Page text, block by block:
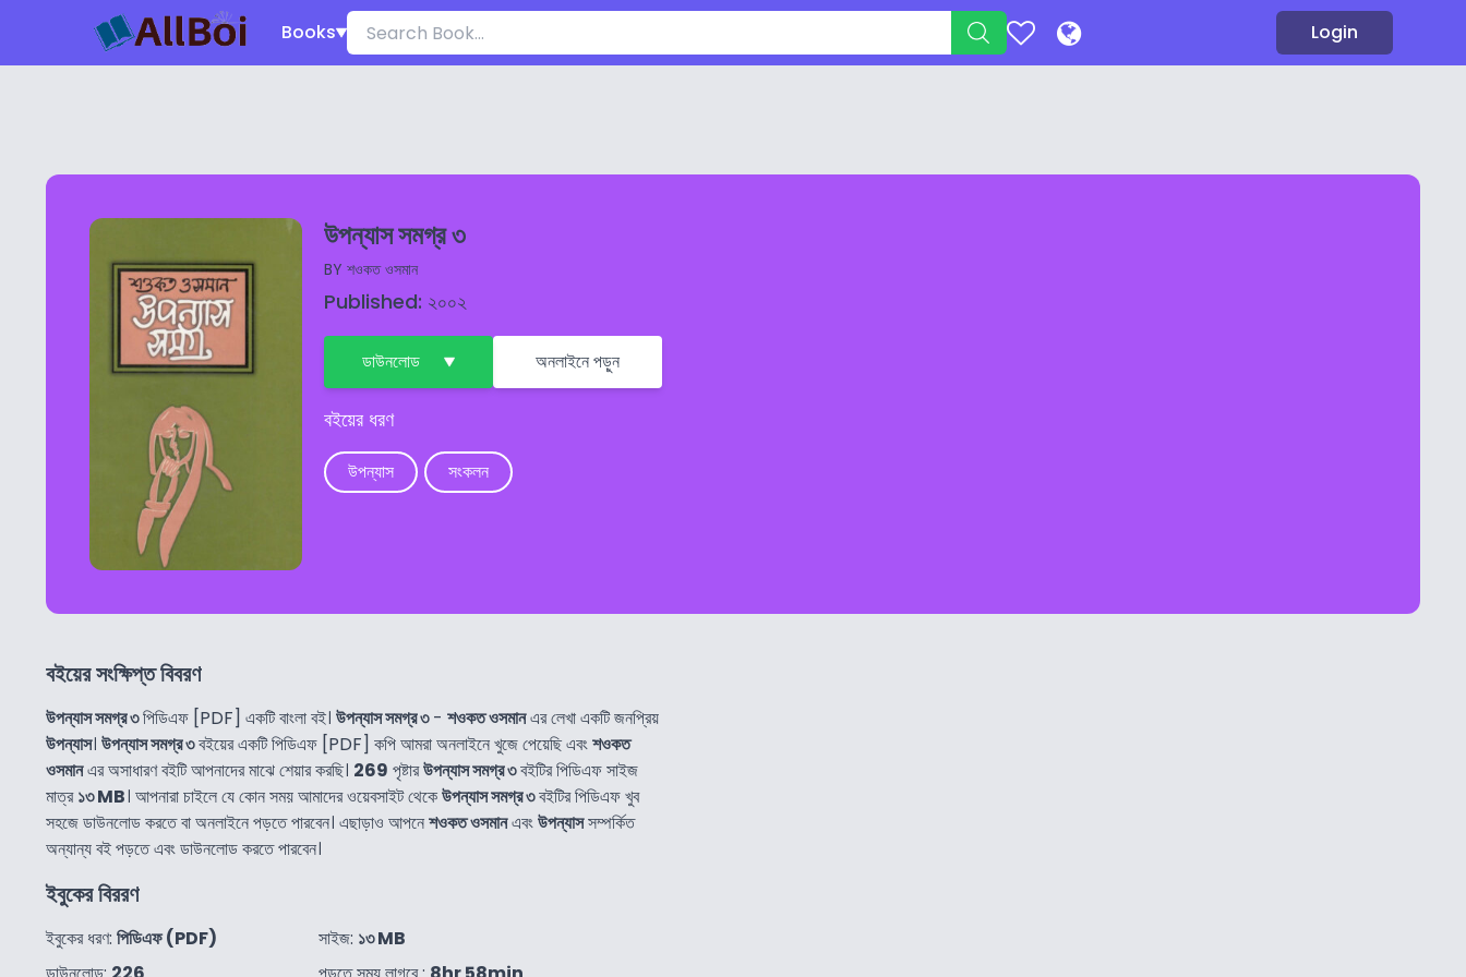
Books Login
উপন্যাস সমগ্র ৩
BY শওকত ওসমান
Published: ২০০২
ডাউনলোড অনলাইনে পড়ুন
বইয়ের ধরণ
উপন্যাস সংকলন
বইয়ের সংক্ষিপ্ত বিবরণ
উপন্যাস সমগ্র ৩পিডিএফ [PDF] একটি বাংলা বই। উপন্যাস সমগ্র ৩- শওকত ওসমানএর লেখা একটি জনপ্রিয়
উপন্যাস। উপন্যাস সমগ্র ৩বইয়ের একটি পিডিএফ [PDF] কপি আমরা অনলাইনে খুজে পেয়েছি এবংশওকত
ওসমানএর অসাধারণ বইটি আপনাদের মাঝে শেয়ার করছি। 269 পৃষ্টারউপন্যাস সমগ্র ৩বইটির পিডিএফ সাইজ
মাত্র১৩ MB। আপনারা চাইলে যে কোন সময় আমাদের ওয়েবসাইট থেকেউপন্যাস সমগ্র ৩বইটির পিডিএফ খুব
সহজে ডাউনলোড করতে বা অনলাইনে পড়তে পারবেন। এছাড়াও আপনেশওকত ওসমানএবংউপন্যাসসম্পর্কিত
অন্যান্য বই পড়তে এবং ডাউনলোড করতে পারবেন।
ইবুকের বিররণ
ইবুকের ধরণ: পিডিএফ (PDF)
সাইজ: ১৩ MB